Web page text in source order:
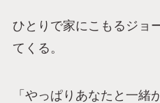
ひとりで家にこもるジョ
てくる。
「やっぱりあなたと一緒